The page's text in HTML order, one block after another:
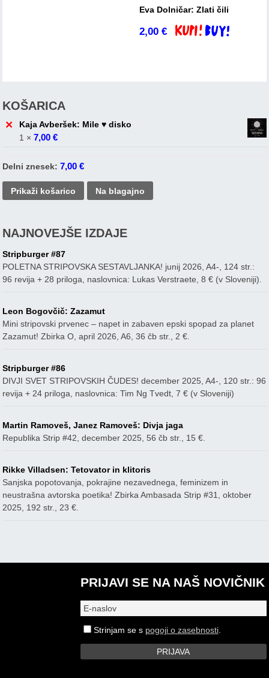
Eva Dolničar: Zlati čili
2,00€ Dodaj v košarico
KOŠARICA
×
Kaja Avberšek: Mile ♥ disko
1 ×7,00€
Delni znesek: 7,00€
Prikaži košarico Na blagajno
NAJNOVEJŠE IZDAJE
Stripburger #87
POLETNA STRIPOVSKA SESTAVLJANKA! junij 2026, A4-, 124 str.:
96 revija + 28 priloga, naslovnica: Lukas Verstraete, 8 € (v Sloveniji).
Leon Bogovčič: Zazamut
Mini stripovski prvenec – napet in zabaven epski spopad za planet
Zazamut! Zbirka O, april 2026, A6, 36 čb str., 2 €.
Stripburger #86
DIVJI SVET STRIPOVSKIH ČUDES! december 2025, A4-, 120 str.: 96
revija + 24 priloga, naslovnica: Tim Ng Tvedt, 7 € (v Sloveniji)
Martin Ramoveš, Janez Ramoveš: Divja jaga
Republika Strip #42, december 2025, 56 čb str., 15 €.
Rikke Villadsen: Tetovator in klitoris
Sanjska popotovanja, pokrajine nezavednega, feminizem in
neustrašna avtorska poetika! Zbirka Ambasada Strip #31, oktober
2025, 192 str., 23 €.
PRIJAVI SE NA NAŠ NOVIČNIK
Strinjam se s pogoji o zasebnosti.